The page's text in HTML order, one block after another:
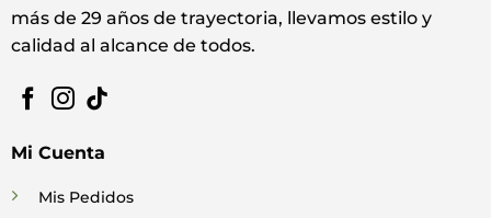
más de 29 años de trayectoria, llevamos estilo y
calidad al alcance de todos.
Mi Cuenta
Mis Pedidos